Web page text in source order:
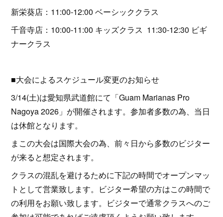
新栄葵店：11:00-12:00 ベーシッククラス
千音寺店：10:00-11:00 キッズクラス 11:30-12:30 ビギ
ナークラス
■大会によるスケジュール変更のお知らせ
3/14(土)は愛知県武道館にて「Guam Marianas Pro
Nagoya 2026」が開催されます。参加者多数の為、当日
は休館となります。
まこの大会は国際大会の為、前々日から多数のビジター
が来ると想定されます。
クラスの混乱を避けるために下記の時間でオープンマッ
トとして営業致します。ビジター希望の方はこの時間で
の利用をお願い致します。ビジターで通常クラスへのご